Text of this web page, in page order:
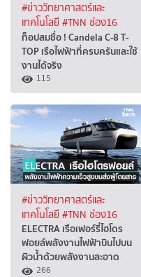
#ข่าววิทยาศาสตร์และ
เทคโนโลยี#TNN ช่อง16
ท็อปสมชื่อ ! Candela C-8 T-
TOP เรือไฟฟ้าที่ครบครันและใช้
งานได้จริง
115
#ข่าววิทยาศาสตร์และ
เทคโนโลยี#TNN ช่อง16
ELECTRA เรือเฟอร์รี่ไฮโดร
ฟอยล์พลังงานไฟฟ้าบินไปบน
ผิวน้ำด้วยพลังงานสะอาด
266